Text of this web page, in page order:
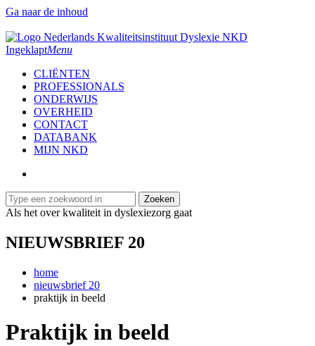
Ga naar de inhoud
IngeklaptMenu
CLIËNTEN
PROFESSIONALS
ONDERWIJS
OVERHEID
CONTACT
DATABANK
MIJN NKD
Zoeken
Als het over kwaliteit in dyslexiezorg gaat
NIEUWSBRIEF 20
home
nieuwsbrief 20
praktijk in beeld
Praktijk in beeld